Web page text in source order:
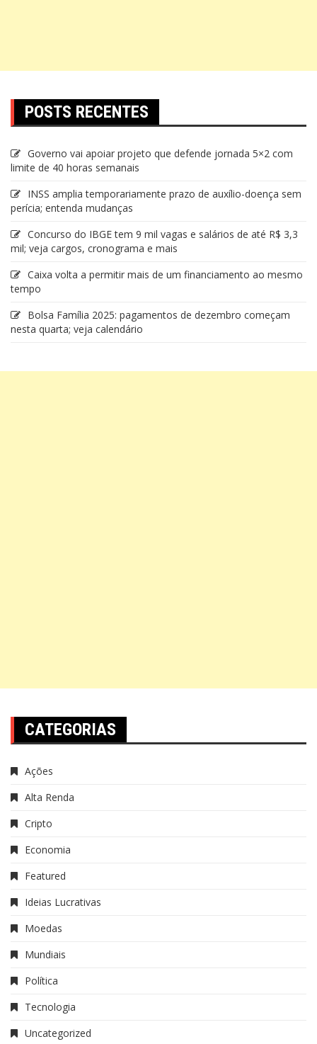
POSTS RECENTES
Governo vai apoiar projeto que defende jornada 5×2 com
limite de 40 horas semanais
INSS amplia temporariamente prazo de auxílio-doença sem
perícia; entenda mudanças
Concurso do IBGE tem 9 mil vagas e salários de até R$ 3,3
mil; veja cargos, cronograma e mais
Caixa volta a permitir mais de um financiamento ao mesmo
tempo
Bolsa Família 2025: pagamentos de dezembro começam
nesta quarta; veja calendário
CATEGORIAS
Ações
Alta Renda
Cripto
Economia
Featured
Ideias Lucrativas
Moedas
Mundiais
Política
Tecnologia
Uncategorized